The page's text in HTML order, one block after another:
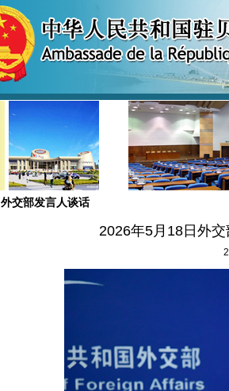
外交部发言人谈话
2026年5月18日外